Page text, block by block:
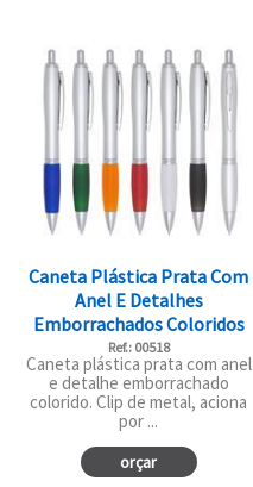
Caneta Plástica Prata Com
Anel E Detalhes
Emborrachados Coloridos
Ref.: 00518
Caneta plástica prata com anel
e detalhe emborrachado
colorido. Clip de metal, aciona
por ...
orçar